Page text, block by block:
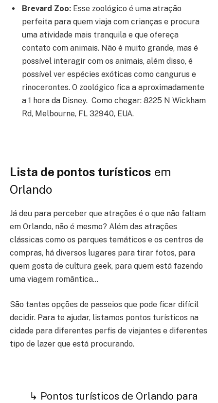
Brevard Zoo: Esse zoológico é uma atração
perfeita para quem viaja com crianças e procura
uma atividade mais tranquila e que ofereça
contato com animais. Não é muito grande, mas é
possível interagir com os animais, além disso, é
possível ver espécies exóticas como cangurus e
rinocerontes. O zoológico fica a aproximadamente
a 1 hora da Disney. Como chegar: 8225 N Wickham
Rd, Melbourne, FL 32940, EUA.
Lista de pontos turísticos em
Orlando
Já deu para perceber que atrações é o que não faltam
em Orlando, não é mesmo? Além das atrações
clássicas como os parques temáticos e os centros de
compras, há diversos lugares para tirar fotos, para
quem gosta de cultura geek, para quem está fazendo
uma viagem romântica…
São tantas opções de passeios que pode ficar difícil
decidir. Para te ajudar, listamos pontos turísticos na
cidade para diferentes perfis de viajantes e diferentes
tipo de lazer que está procurando.
↳ Pontos turísticos de Orlando para